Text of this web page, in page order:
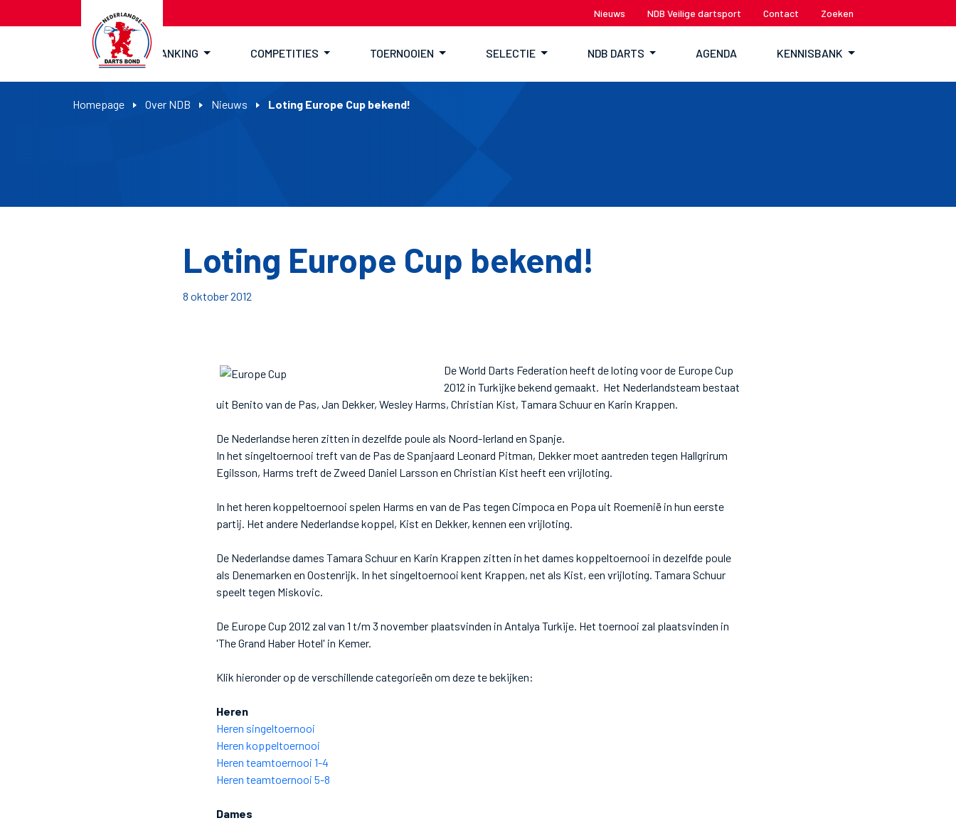
Nieuws NDB Veilige dartsport Contact Zoeken
RANKING COMPETITIES TOERNOOIEN SELECTIE NDB DARTS AGENDA KENNISBANK
Homepage Over NDB Nieuws Loting Europe Cup bekend!
Loting Europe Cup bekend!
8 oktober 2012
De World Darts Federation heeft de loting voor de Europe Cup
2012 in Turkijke bekend gemaakt. Het Nederlandsteam bestaat
uit Benito van de Pas, Jan Dekker, Wesley Harms, Christian Kist, Tamara Schuur en Karin Krappen.
De Nederlandse heren zitten in dezelfde poule als Noord-Ierland en Spanje.
In het singeltoernooi treft van de Pas de Spanjaard Leonard Pitman, Dekker moet aantreden tegen Hallgrirum
Egilsson, Harms treft de Zweed Daniel Larsson en Christian Kist heeft een vrijloting.
In het heren koppeltoernooi spelen Harms en van de Pas tegen Cimpoca en Popa uit Roemenië in hun eerste
partij. Het andere Nederlandse koppel, Kist en Dekker, kennen een vrijloting.
De Nederlandse dames Tamara Schuur en Karin Krappen zitten in het dames koppeltoernooi in dezelfde poule
als Denemarken en Oostenrijk. In het singeltoernooi kent Krappen, net als Kist, een vrijloting. Tamara Schuur
speelt tegen Miskovic.
De Europe Cup 2012 zal van 1 t/m 3 november plaatsvinden in Antalya Turkije. Het toernooi zal plaatsvinden in
'The Grand Haber Hotel' in Kemer.
Klik hieronder op de verschillende categorieën om deze te bekijken:
Heren
Heren singeltoernooi
Heren koppeltoernooi
Heren teamtoernooi 1-4
Heren teamtoernooi 5-8
Dames